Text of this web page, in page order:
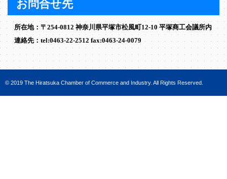
お問合せ先
所在地：〒254-0812 神奈川県平塚市松風町12-10 平塚商工会議所内
連絡先：tel:0463-22-2512 fax:0463-24-0079
© 2019 The Hiratsuka Chamber of Commerce and Industry. All Rights Reserved.